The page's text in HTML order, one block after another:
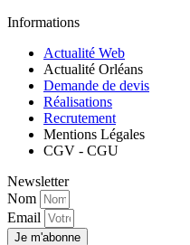
Informations
Actualité Web
Actualité Orléans
Demande de devis
Réalisations
Recrutement
Mentions Légales
CGV - CGU
Newsletter
Nom
Email
Je m'abonne